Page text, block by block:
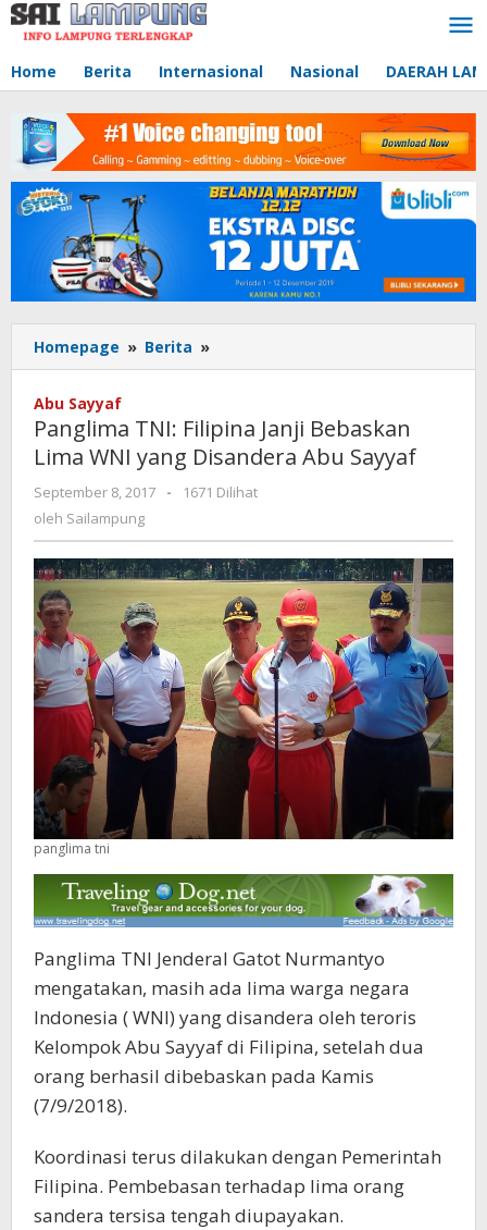
Lewati
Home Berita Internasional Nasional DAERAH
Homepage » Berita »
TNI:
Bebaskan
Lima
WNI
Sayyaf
Abu Sayyaf
Panglima TNI: Filipina Janji Bebaskan
Lima WNI yang Disandera Abu Sayyaf
September 8, 2017
oleh
-
1671 Dilihat
oleh Sailampung
panglima tni
Panglima TNI Jenderal Gatot Nurmantyo
mengatakan, masih ada lima warga negara
Indonesia ( WNI) yang disandera oleh teroris
Kelompok Abu Sayyaf di Filipina, setelah dua
orang berhasil dibebaskan pada Kamis
(7/9/2018).
Koordinasi terus dilakukan dengan Pemerintah
Filipina. Pembebasan terhadap lima orang
sandera tersisa tengah diupayakan.